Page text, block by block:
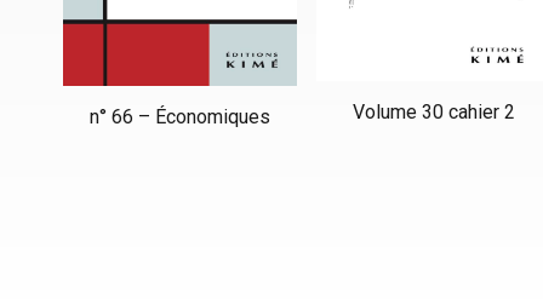
n° 66 – Économiques Volume 30 cahier 2